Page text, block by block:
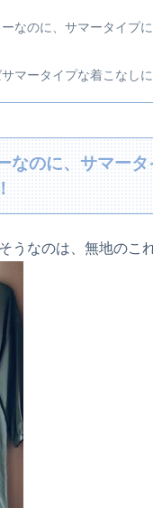
なのに、サマータイプ
マータイプな着こなしに
なのに、サマー
うなのは、無地のこ